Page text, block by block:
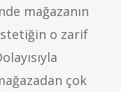
mağazanın
o zarif
çok